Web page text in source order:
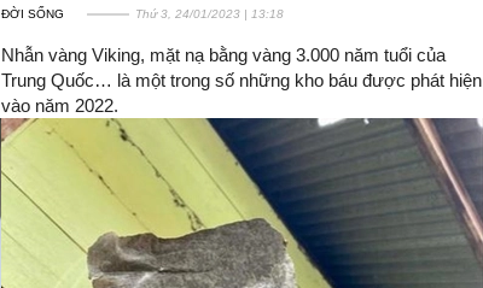
ĐỜI SỐNG Thứ 3, 24/01/2023 | 13:18
Nhẫn vàng Viking, mặt nạ bằng vàng 3.000 năm tuổi của
Trung Quốc… là một trong số những kho báu được phát hiện
vào năm 2022.